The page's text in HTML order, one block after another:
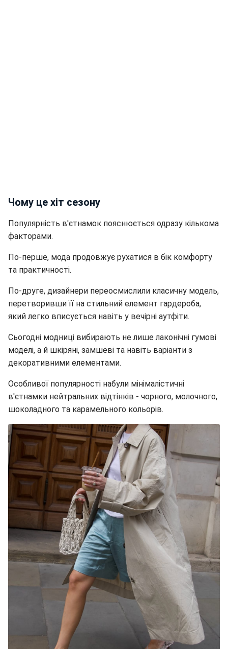
Чому це хіт сезону
Популярність в'єтнамок пояснюється одразу кількома
факторами.
По-перше, мода продовжує рухатися в бік комфорту
та практичності.
По-друге, дизайнери переосмислили класичну модель,
перетворивши її на стильний елемент гардероба,
який легко вписується навіть у вечірні аутфіти.
Сьогодні модниці вибирають не лише лаконічні гумові
моделі, а й шкіряні, замшеві та навіть варіанти з
декоративними елементами.
Особливої популярності набули мінімалістичні
в'єтнамки нейтральних відтінків - чорного, молочного,
шоколадного та карамельного кольорів.